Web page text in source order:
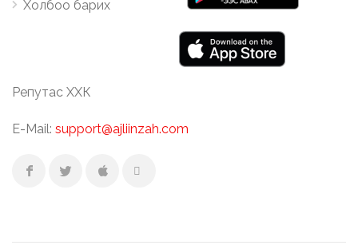
Холбоо барих
Репутас ХХК
E-Mail: support@ajliinzah.com